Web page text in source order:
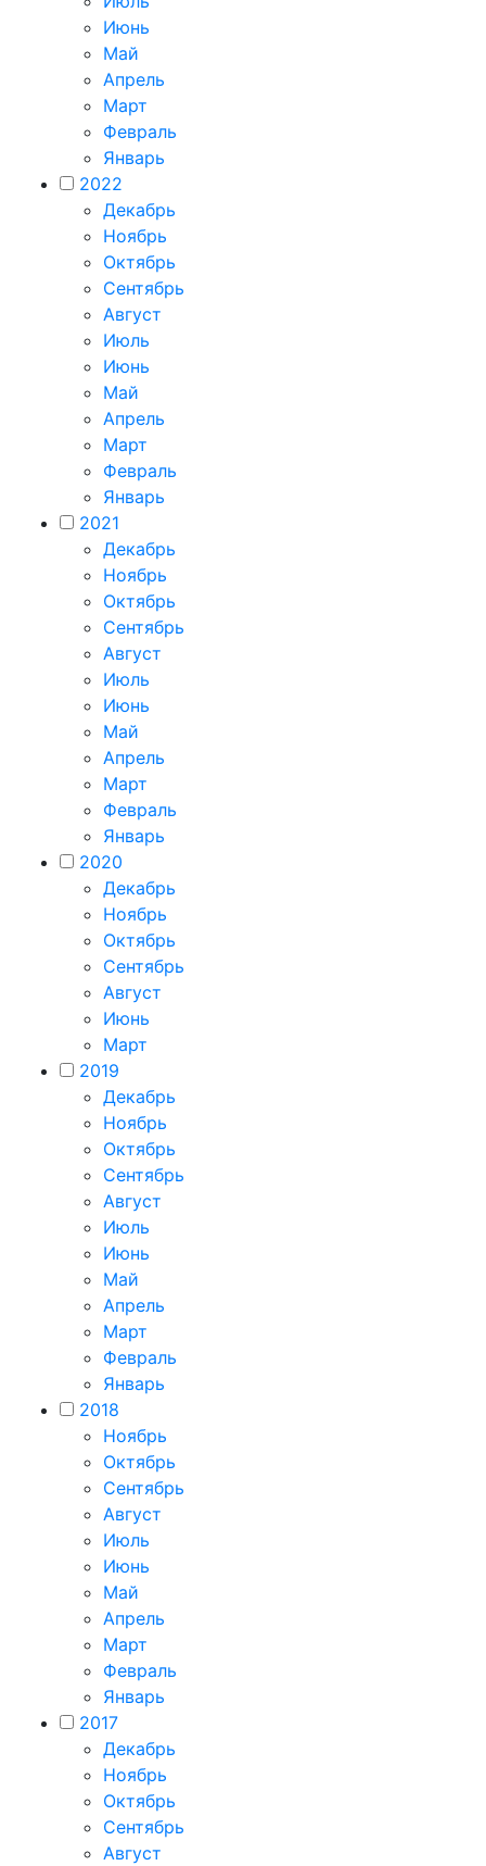
Июнь
Май
Апрель
Март
Февраль
Январь
2022
Декабрь
Ноябрь
Октябрь
Сентябрь
Август
Июль
Июнь
Май
Апрель
Март
Февраль
Январь
2021
Декабрь
Ноябрь
Октябрь
Сентябрь
Август
Июль
Июнь
Май
Апрель
Март
Февраль
Январь
2020
Декабрь
Ноябрь
Октябрь
Сентябрь
Август
Июнь
Март
2019
Декабрь
Ноябрь
Октябрь
Сентябрь
Август
Июль
Июнь
Май
Апрель
Март
Февраль
Январь
2018
Ноябрь
Октябрь
Сентябрь
Август
Июль
Июнь
Май
Апрель
Март
Февраль
Январь
2017
Декабрь
Ноябрь
Октябрь
Сентябрь
Август